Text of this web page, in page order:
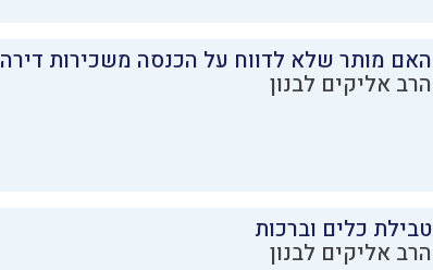
האם מותר שלא לדווח על הכנסה משכירות דירה
הרב אליקים לבנון
טבילת כלים וברכות
הרב אליקים לבנון